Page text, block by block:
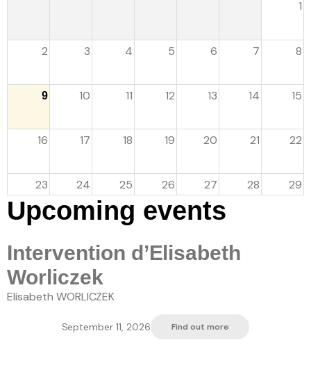
Previous seminars
Conferences and workshops
Scientific mediation
Members' outside involvement
Collaborative programmes
1
2 3 4 5 6 7 8
9 10 11 12 13 14 15
16 17 18 19 20 21 22
23 24 25 26 27 28 29
Upcoming events
Intervention d’Elisabeth
Worliczek
Elisabeth WORLICZEK
September 11, 2026 Find out more